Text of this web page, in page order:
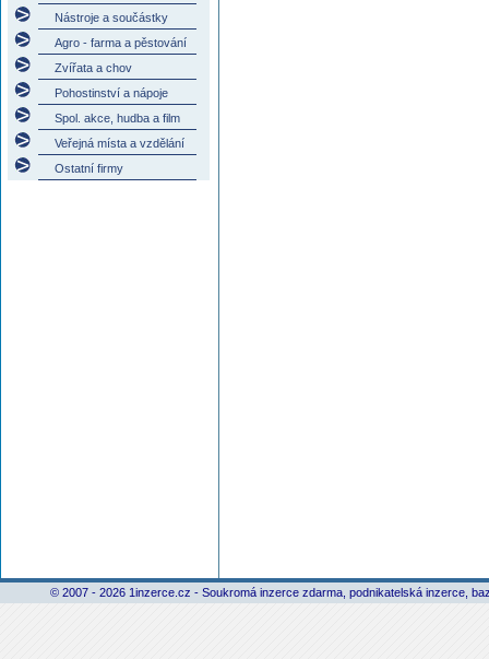
Nástroje a součástky
Agro - farma a pěstování
Zvířata a chov
Pohostinství a nápoje
Spol. akce, hudba a film
Veřejná místa a vzdělání
Ostatní firmy
© 2007 - 2026 1inzerce.cz - Soukromá inzerce zdarma, podnikatelská inzerce,